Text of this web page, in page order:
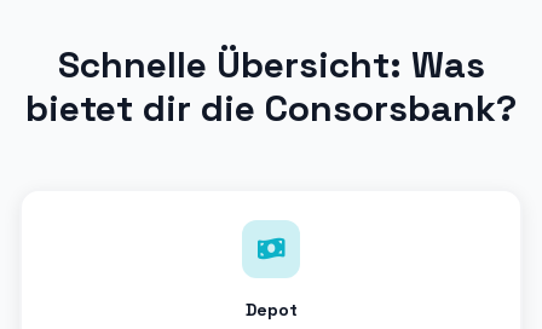
Schnelle Übersicht: Was
bietet dir die Consorsbank?
Depot